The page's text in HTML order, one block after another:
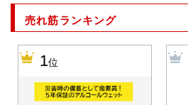
売れ筋ランキング
1位